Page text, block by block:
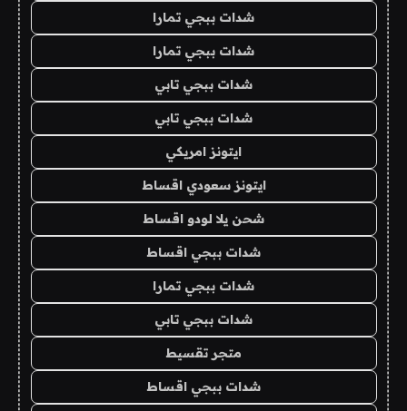
شدات ببجي تمارا
شدات ببجي تمارا
شدات ببجي تابي
شدات ببجي تابي
ايتونز امريكي
ايتونز سعودي اقساط
شحن يلا لودو اقساط
شدات ببجي اقساط
شدات ببجي تمارا
شدات ببجي تابي
متجر تقسيط
شدات ببجي اقساط